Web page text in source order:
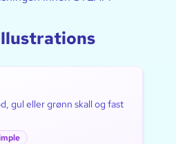
gul eller grønn skall og fast